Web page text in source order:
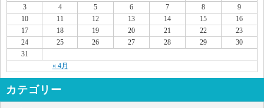
« 4月
3
4 5 6 7 8
9
10
11 12 13 14 15
16
17
18 19 20 21 22
23
24
25 26 27 28 29
30
31
カテゴリー